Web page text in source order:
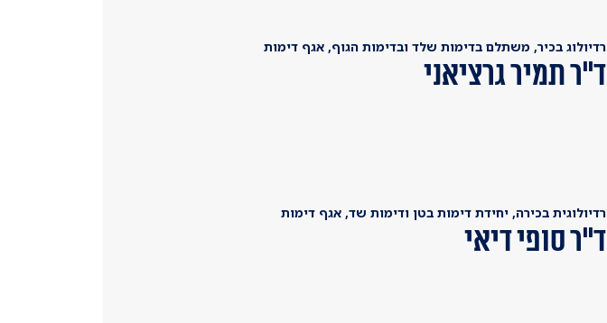
רדיולוג בכיר, משתלם בדימות שלד ובדימות הגוף, אגף דימות
ד"ר תמיר גרציאני
רדיולוגית בכירה, יחידת דימות בטן ודימות שד, אגף דימות
ד"ר סופי דיאי